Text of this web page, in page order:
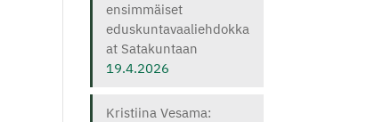
ensimmäiset
eduskuntavaaliehdokka
at Satakuntaan
19.4.2026
Kristiina Vesama: